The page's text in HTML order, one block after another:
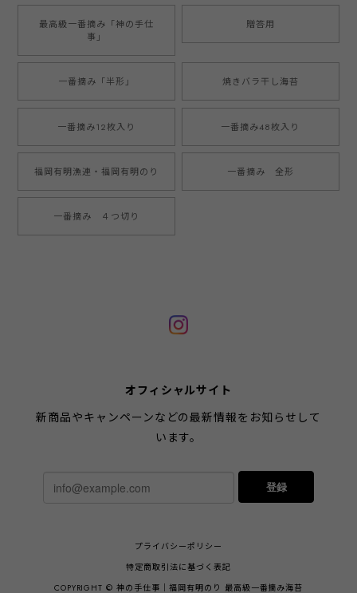
最高級一番摘み「神の手仕
事」
贈答用
一番摘み「半形」 焼きバラ干し海苔
一番摘み12枚入り 一番摘み48枚入り
福岡有明漁連・福岡有明のり 一番摘み 全形
一番摘み ４つ切り
オフィシャルサイト
新商品やキャンペーンなどの最新情報をお知らせして
います。
登録
プライバシーポリシー
特定商取引法に基づく表記
COPYRIGHT © 神の手仕事｜福岡有明のり 最高級一番摘み海苔